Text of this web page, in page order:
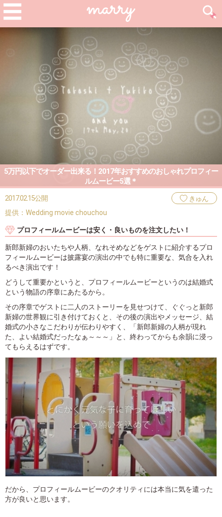
5万円以下でオーダー出来る！2017年おすすめのおしゃれプロフィー
ルムービー5選＊
2017.02.15公開
きゅん
提供：Wedding movie chouchou
プロフィールムービーは安く・良いものを注文したい！
新郎新婦のおいたちや人柄、なれそめなどをゲストに紹介するプロ
フィールムービーは披露宴の演出の中でも特に重要な、気合を入れ
るべき演出です！
どうして重要かというと、プロフィールムービーというのは結婚式
という物語の序章にあたるから。
その序章でゲストに二人のストーリーを見せつけて、ぐぐっと新郎
新婦の世界観に引き付けておくと、その後の演出やメッセージ、結
婚式の小さなこだわりが伝わりやすく、「新郎新婦の人柄が現れ
た、よい結婚式だったなぁ～～～」と、終わってからも余韻に浸っ
てもらえるはずです。
だから、プロフィールムービーのクオリティには本当に気を遣った
方が良いと思います。